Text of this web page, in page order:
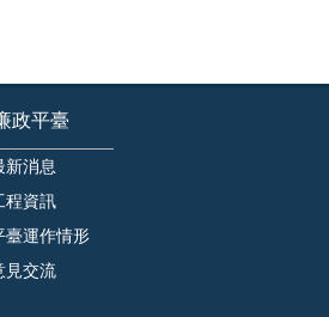
政平臺
新消息
程資訊
臺運作情形
見交流